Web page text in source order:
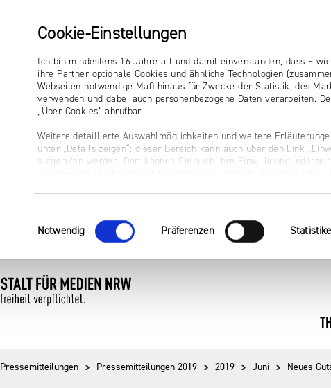
Cookie-Einstellungen
Ich bin mindestens 16 Jahre alt und damit einverstanden, dass –
ihre Partner optionale Cookies und ähnliche Technologien
Webseiten notwendige Maß hinaus für Zwecke der Statistik, des
verwenden und dabei auch personenbezogene Daten verarbeiten.
„Über Cookies“ abrufbar.
Weitere detaillierte Auswahlmöglichkeiten und weitere
unter „Details zeigen“; dieser Bereich kann auch über den Link
aufgerufen werden. Dort können Sie auch Ihre Einwilligung
Einwilligungsauswahl
Notwendig Präferenzen
Pressemitteilungen Pressemitteilungen 2019 2019 Juni Neues